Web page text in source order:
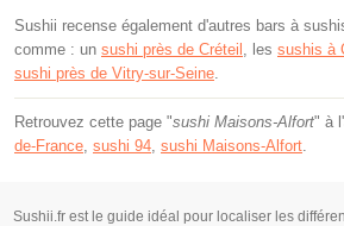
Sushii recense également d'autres bars à
comme : un sushi près de Créteil , les sushis à
sushi près de Vitry-sur-Seine.
Retrouvez cette page "sushi Maisons-Alfort" à
de-France, sushi 94, sushi Maisons-Alfort.
Sushii.fr est le guide idéal pour localiser les